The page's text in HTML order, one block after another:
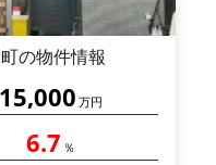
の物件情報
15,000 万円
6.7 ％